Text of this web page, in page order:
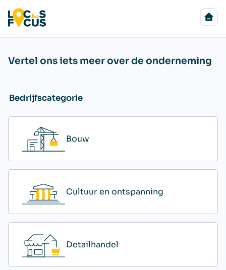
Vertel ons iets meer over de onderneming
Bedrijfscategorie
Bouw
Cultuur en ontspanning
Detailhandel